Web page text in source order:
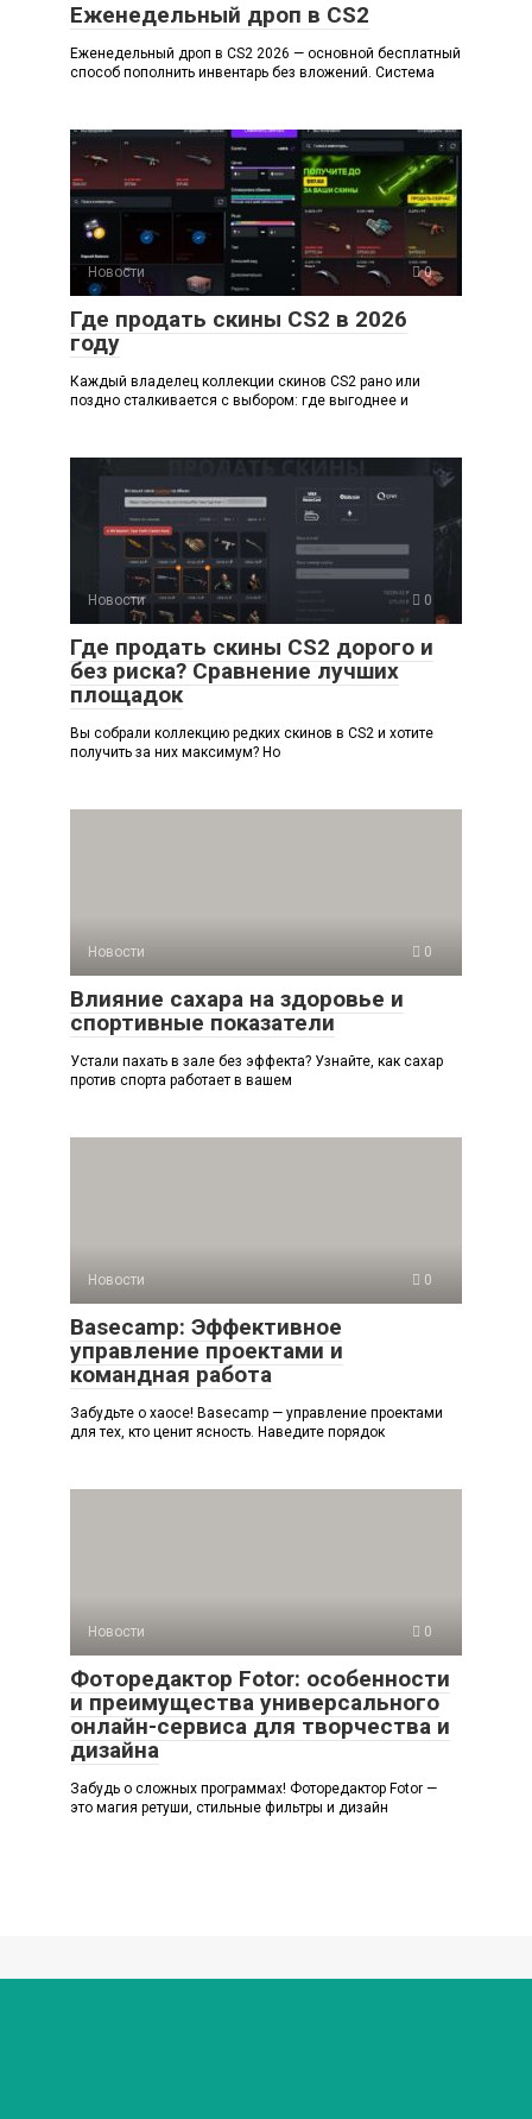
Еженедельный дроп в CS2
Еженедельный дроп в CS2 2026 — основной бесплатный
способ пополнить инвентарь без вложений. Система
Новости 0
Где продать скины CS2 в 2026
году
Каждый владелец коллекции скинов CS2 рано или
поздно сталкивается с выбором: где выгоднее и
Новости 0
Где продать скины CS2 дорого и
без риска? Сравнение лучших
площадок
Вы собрали коллекцию редких скинов в CS2 и хотите
получить за них максимум? Но
Новости 0
Влияние сахара на здоровье и
спортивные показатели
Устали пахать в зале без эффекта? Узнайте, как сахар
против спорта работает в вашем
Новости 0
Basecamp: Эффективное
управление проектами и
командная работа
Забудьте о хаосе! Basecamp — управление проектами
для тех, кто ценит ясность. Наведите порядок
Новости 0
Фоторедактор Fotor: особенности
и преимущества универсального
онлайн-сервиса для творчества и
дизайна
Забудь о сложных программах! Фоторедактор Fotor —
это магия ретуши, стильные фильтры и дизайн